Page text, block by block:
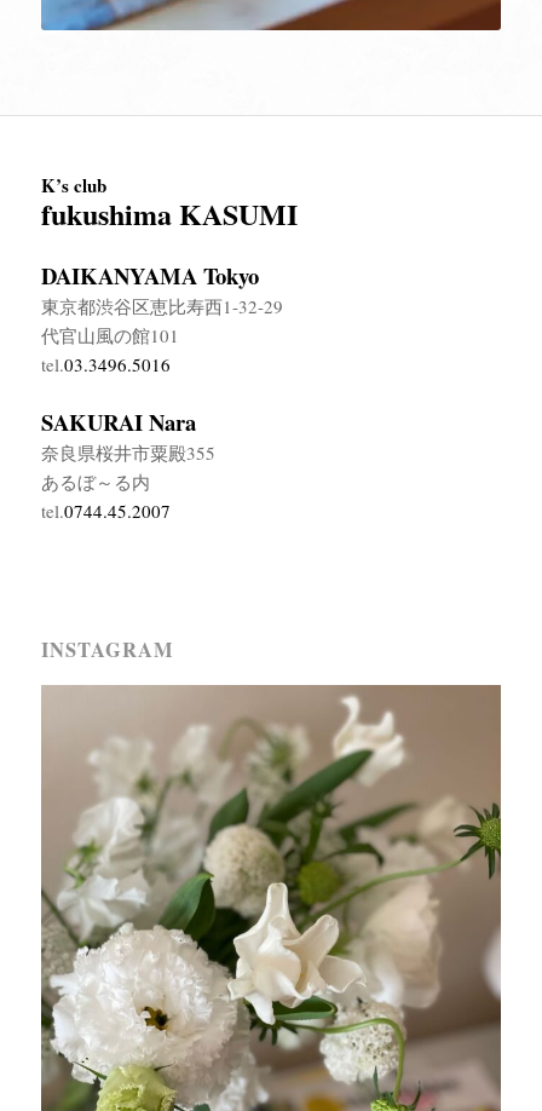
K’s club
fukushima KASUMI
DAIKANYAMA Tokyo
東京都渋谷区恵比寿西1-32-29
代官山風の館101
tel.03.3496.5016
SAKURAI Nara
奈良県桜井市粟殿355
あるぼ～る内
tel.0744.45.2007
INSTAGRAM